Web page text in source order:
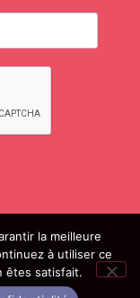
information
la meilleure
à utiliser ce
êtes satisfait.